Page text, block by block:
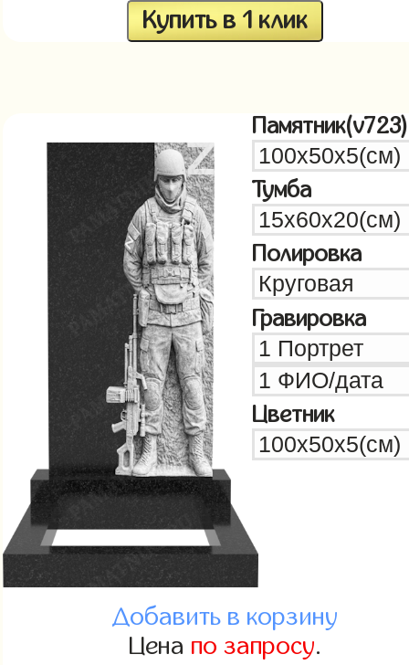
Купить в 1 клик
Памятник(v723)
Тумба
Полировка
Гравировка
Цветник
Добавить в корзину
Цена по запросу.